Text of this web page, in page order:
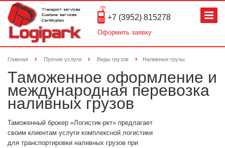
+7 (3952) 815278
Оформить заявку
Главная Прочие услуги Виды грузов Наливные грузы
Таможенное оформление и
международная перевозка
наливных грузов
Таможенный брокер «Логистик-ркт» предлагает
своим клиентам услуги комплексной логистики
для транспортировки наливных грузов при